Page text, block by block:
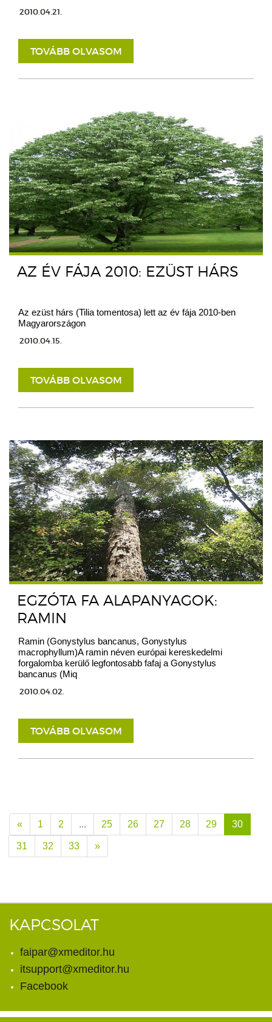
2010.04.21.
TOVÁBB OLVASOM
AZ ÉV FÁJA 2010: EZÜST HÁRS
Az ezüst hárs (Tilia tomentosa) lett az év fája 2010-ben
Magyarországon
2010.04.15.
TOVÁBB OLVASOM
EGZÓTA FA ALAPANYAGOK:
RAMIN
Ramin (Gonystylus bancanus, Gonystylus
macrophyllum)A ramin néven európai kereskedelmi
forgalomba kerülő legfontosabb fafaj a Gonystylus
bancanus (Miq
2010.04.02.
TOVÁBB OLVASOM
« 1 2 ... 25 26 27 28 29 30
31 32 33 »
KAPCSOLAT
faipar@xmeditor.hu
itsupport@xmeditor.hu
Facebook